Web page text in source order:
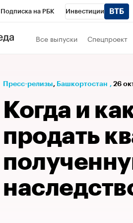
Подписка на РБК Инвестиции
РБК Вино
Проверка контрагентов
Все выпуски Спецпроект
Пресс-релизы⁠, Башкортостан , 26
Когда и
продать